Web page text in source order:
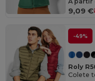
9,09 €
-49%
Roly